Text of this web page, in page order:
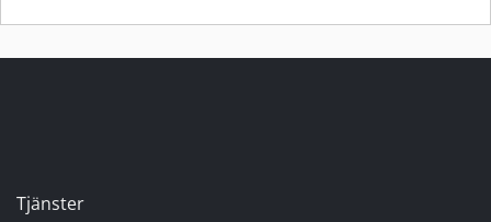
Tjänster